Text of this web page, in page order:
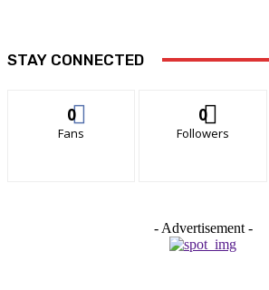
STAY CONNECTED
0
Fans
0
Followers
- Advertisement -